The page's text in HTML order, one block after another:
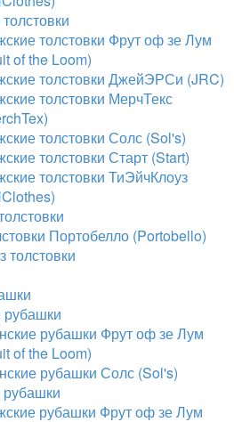
толстовки Фрут оф зе Лум
of the Loom)
толстовки ДжейЭРСи (JRC)
толстовки МерчТекс
толстовки Солс (Sol's)
толстовки Старт (Start)
толстовки ТиЭйчКлоуз
Портобелло (Portobello)
толстовки
рубашки Фрут оф зе Лум
of the Loom)
рубашки Солс (Sol's)
рубашки Фрут оф зе Лум